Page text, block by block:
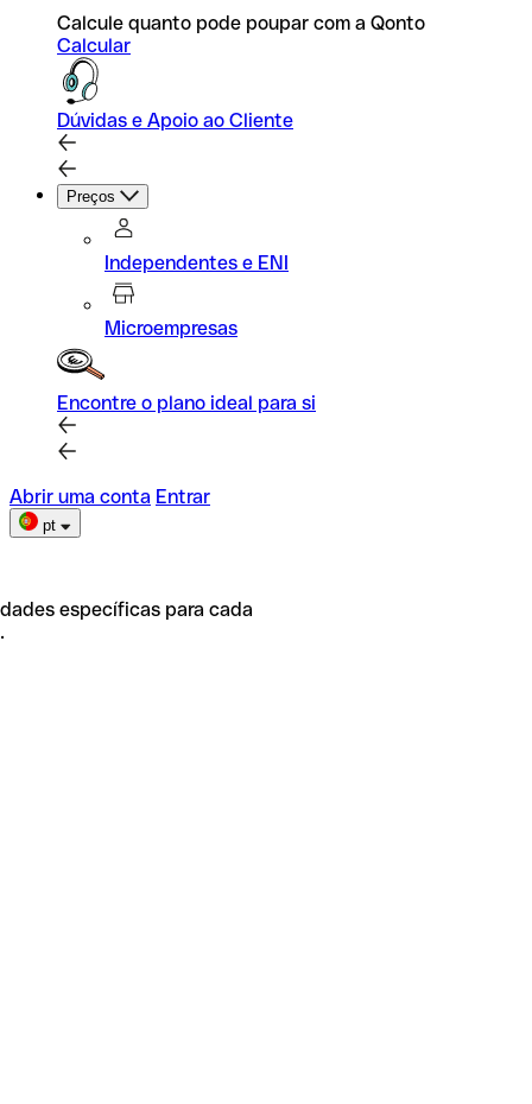
Calcule quanto pode poupar com a Qonto
Calcular
Dúvidas e Apoio ao Cliente
Preços
Independentes e ENI
Microempresas
Encontre o plano ideal para si
Abrir uma conta Entrar
pt
específicas para cada